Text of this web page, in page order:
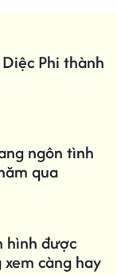
Phi thành
ngôn tình
qua
hình được
xem càng hay